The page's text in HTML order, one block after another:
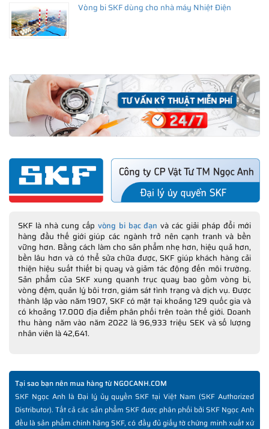
Vòng bi SKF dùng cho nhà máy Nhiệt Điện
SKF là nhà cung cấp vòng bi bạc đạn và các giải pháp đổi mới
hàng đầu thế giới giúp các ngành trở nên cạnh tranh và bền
vững hơn. Bằng cách làm cho sản phẩm nhẹ hơn, hiệu quả hơn,
bền lâu hơn và có thể sửa chữa được, SKF giúp khách hàng cải
thiện hiệu suất thiết bị quay và giảm tác động đến môi trường.
Sản phẩm của SKF xung quanh trục quay bao gồm vòng bi,
vòng đệm, quản lý bôi trơn, giám sát tình trạng và dịch vụ. Được
thành lập vào năm 1907, SKF có mặt tại khoảng 129 quốc gia và
có khoảng 17.000 địa điểm phân phối trên toàn thế giới. Doanh
thu hàng năm vào năm 2022 là 96,933 triệu SEK và số lượng
nhân viên là 42,641.
Tại sao bạn nên mua hàng từ NGOCANH.COM
SKF Ngọc Anh là Đại lý ủy quyền SKF tại Việt Nam (SKF Authorized
Distributor). Tất cả các sản phẩm SKF được phân phối bởi SKF Ngọc Anh
đều là sản phẩm chính hãng SKF, có đầy đủ giấy tờ chứng minh xuất xứ